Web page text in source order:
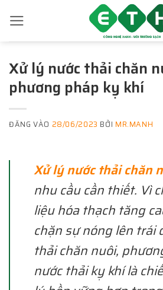
qua
nội
dung
Xử lý nước thải chăn
phương pháp kỵ khí
ĐĂNG VÀO 28/06/2023 BỞI MR.MANH
Xử lý nước thải chăn
nhu cầu cần thiết. Vì
liệu hóa thạch tăng
chặn sự nóng lên trái
thải chăn nuôi,
nước thải kỵ khí là